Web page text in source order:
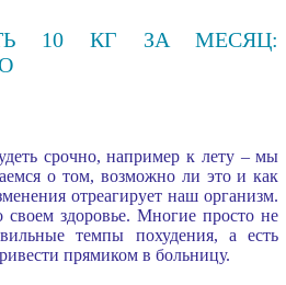
10 КГ ЗА МЕСЯЦ:
срочно, например к лету – мы
о том, возможно ли это и как
отреагирует наш организм.
своем здоровье. Многие просто не
темпы похудения, а есть
прямиком в больницу.